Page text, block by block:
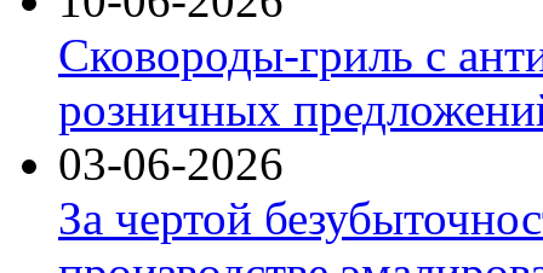
Сковороды-гриль с
розничных
03-06-2026
За чертой